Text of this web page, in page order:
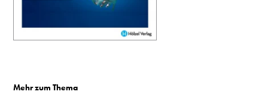
Mehr zum Thema